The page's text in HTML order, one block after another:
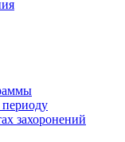
захоронений